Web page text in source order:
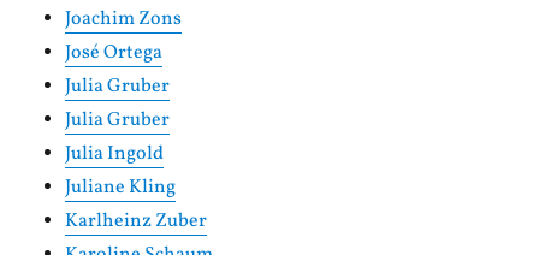
Joachim Zons
José Ortega
Julia Gruber
Julia Gruber
Julia Ingold
Juliane Kling
Karlheinz Zuber